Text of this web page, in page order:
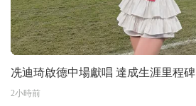
冼迪琦啟德中場獻唱 達成生涯里程碑
2小時前